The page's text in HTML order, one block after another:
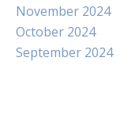
November 2024
October 2024
September 2024